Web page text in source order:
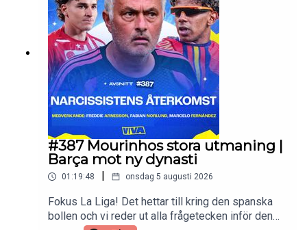
#387 Mourinhos stora utmaning |
Barça mot ny dynasti
01:19:48 onsdag 5 augusti 2026
Fokus La Liga! Det hettar till kring den spanska
bollen och vi reder ut alla frågetecken inför den